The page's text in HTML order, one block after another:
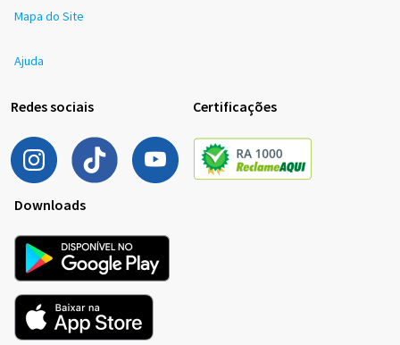
Mapa do Site
Ajuda
Redes sociais Certificações
Downloads